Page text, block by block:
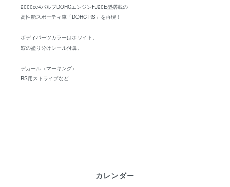
2000cc4バルブDOHCエンジンFJ20E型搭載の
高性能スポーティ車「DOHC RS」を再現！
ボディパーツカラーはホワイト。
窓の塗り分けシール付属。
デカール（マーキング）
RS用ストライプなど
カレンダー